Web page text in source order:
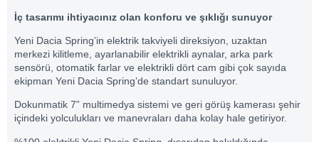
İç tasarımı ihtiyacınız olan konforu ve şıklığı sunuyor
Yeni Dacia Spring’in elektrik takviyeli direksiyon, uzaktan
merkezi kilitleme, ayarlanabilir elektrikli aynalar, arka park
sensörü, otomatik farlar ve elektrikli dört cam gibi çok sayıda
ekipman Yeni Dacia Spring’de standart sunuluyor.
Dokunmatik 7” multimedya sistemi ve geri görüş kamerası şehir
içindeki yolculukları ve manevraları daha kolay hale getiriyor.